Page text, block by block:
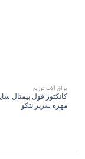
یراق آلات توزیع
مهره سربر نتکو